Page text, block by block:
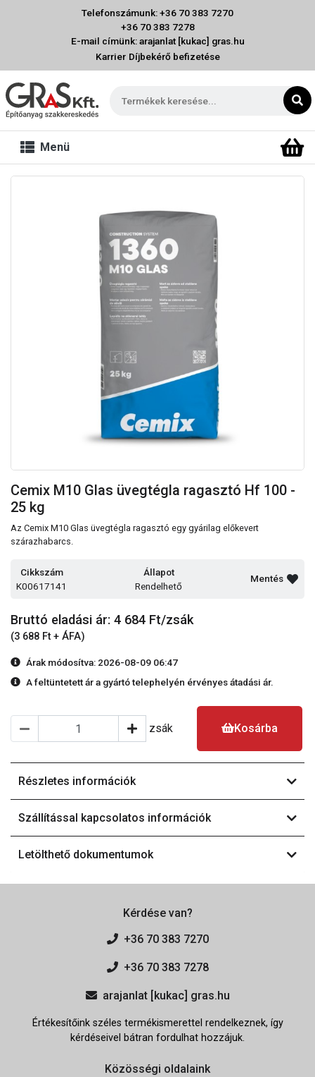
Telefonszámunk: +36 70 383 7270
+36 70 383 7278
E-mail címünk: arajanlat [kukac] gras.hu
Karrier Díjbekérő befizetése
Menü
Cemix M10 Glas üvegtégla ragasztó Hf 100 -
25 kg
Az Cemix M10 Glas üvegtégla ragasztó egy gyárilag előkevert
szárazhabarcs.
Cikkszám
K00617141
Állapot
Rendelhető
Mentés
Bruttó eladási ár: 4 684 Ft/zsák
(3 688 Ft + ÁFA)
Árak módosítva: 2026-08-09 06:47
A feltüntetett ár a gyártó telephelyén érvényes átadási ár.
zsák Kosárba
Részletes információk
Szállítással kapcsolatos információk
Letölthető dokumentumok
Kérdése van?
+36 70 383 7270
+36 70 383 7278
arajanlat [kukac] gras.hu
Értékesítőink széles termékismerettel rendelkeznek, így
kérdéseivel bátran fordulhat hozzájuk.
Közösségi oldalaink